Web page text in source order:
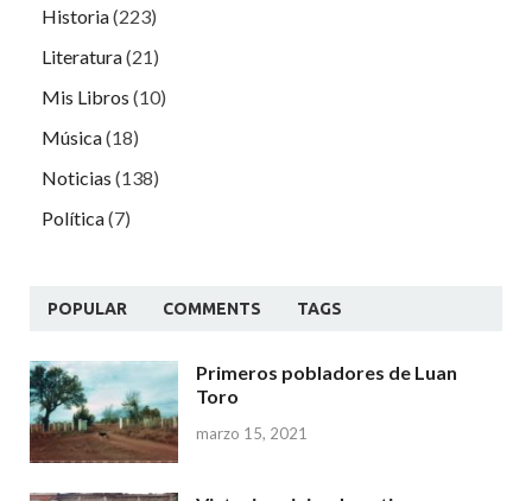
Historia(223)
Literatura(21)
Mis Libros (10)
Música(18)
Noticias (138)
Política(7)
POPULAR COMMENTS TAGS
Primeros pobladores de Luan
Toro
marzo 15, 2021